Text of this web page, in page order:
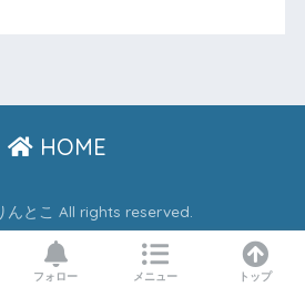
HOME
んとこ All rights reserved.
フォロー メニュー トップ